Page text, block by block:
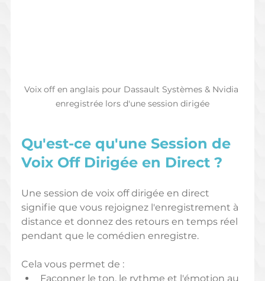
Voix off en anglais pour Dassault Systèmes & Nvidia
enregistrée lors d'une session dirigée
Qu'est-ce qu'une Session de
Voix Off Dirigée en Direct ?
Une session de voix off dirigée en direct
signifie que vous rejoignez l'enregistrement à
distance et donnez des retours en temps réel
pendant que le comédien enregistre.
Cela vous permet de :
Façonner le ton, le rythme et l'émotion au